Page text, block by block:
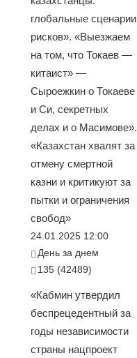
глобальные сценарии
рисков». «Выезжаем
на том, что Токаев —
китаист» —
Сыроежкин о Токаеве
и Си, секретных
делах и о Масимове».
«Казахстан хвалят за
отмену смертной
казни и критикуют за
пытки и ограничения
свобод»
24.01.2025 12:00
День за днем
135 (42489)
«Кабмин утвердил
беспрецедентный за
годы независимости
страны нацпроект